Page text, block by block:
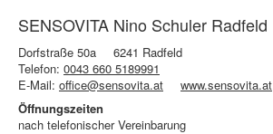
SENSOVITA Nino Schuler Radfeld
Dorfstraße 50a
6241 Radfeld
Telefon: 0043 660 5189991
E-Mail: office@sensovita.at
www.sensovita.at
Öffnungszeiten
nach telefonischer Vereinbarung